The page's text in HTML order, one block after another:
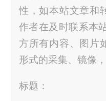
性，如本站文章和
作者在及时联系本
方所有内容、图片
形式的采集、镜像
标题：